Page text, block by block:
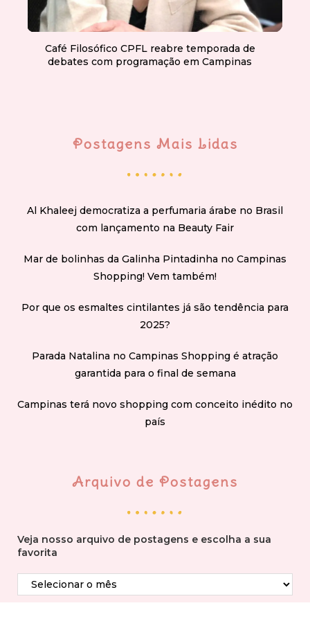
Café Filosófico CPFL reabre temporada de
debates com programação em Campinas
Postagens Mais Lidas
Al Khaleej democratiza a perfumaria árabe no Brasil
com lançamento na Beauty Fair
Mar de bolinhas da Galinha Pintadinha no Campinas
Shopping! Vem também!
Por que os esmaltes cintilantes já são tendência para
2025?
Parada Natalina no Campinas Shopping é atração
garantida para o final de semana
Campinas terá novo shopping com conceito inédito no
país
Arquivo de Postagens
Veja nosso arquivo de postagens e escolha a sua
favorita